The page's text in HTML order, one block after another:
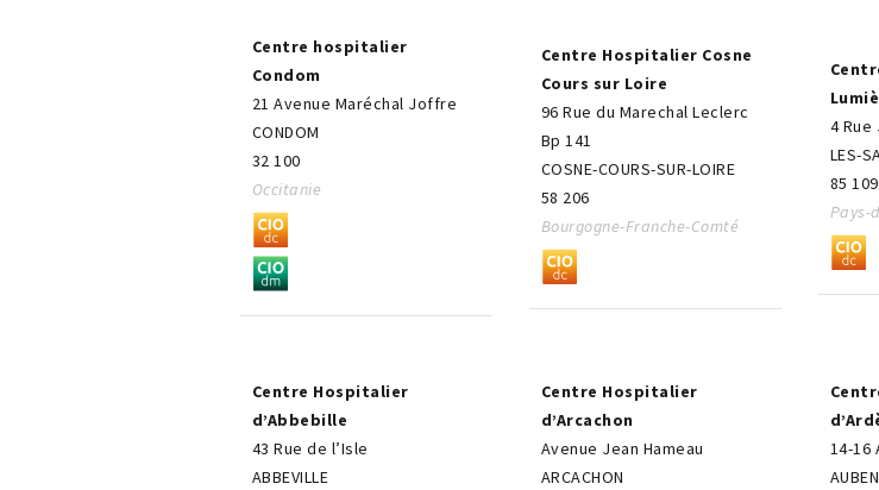
Centre hospitalier
Condom
21 Avenue Maréchal Joffre
CONDOM
32 100
Occitanie
Centre Hospitalier Cosne
Cours sur Loire
96 Rue du Marechal Leclerc
Bp 141
COSNE-COURS-SUR-LOIRE
58 206
Bourgogne-Franche-Comté
4 Rue
LES-
85 109
Pays-
Centre Hospitalier
d’Abbebille
43 Rue de l’Isle
ABBEVILLE
Centre Hospitalier
d’Arcachon
Avenue Jean Hameau
ARCACHON
14-16